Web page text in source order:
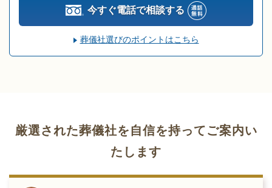
今すぐ電話で相談する
葬儀社選びのポイントはこちら
厳選された葬儀社を自信を持ってご案内い
たします